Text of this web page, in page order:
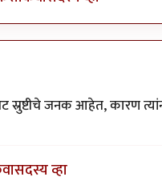
जनक आहेत, कारण
सदस्य व्हा